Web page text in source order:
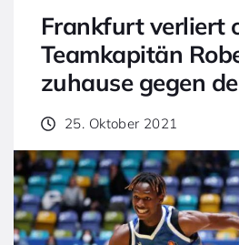
Frankfurt verliert
Teamkapitän
zuhause gegen
25. Oktober 2021